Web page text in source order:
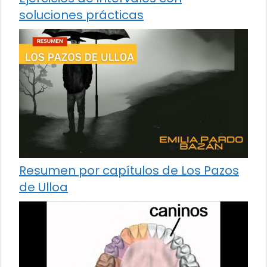
soluciones prácticas
Resumen por capítulos de Los Pazos
de Ulloa